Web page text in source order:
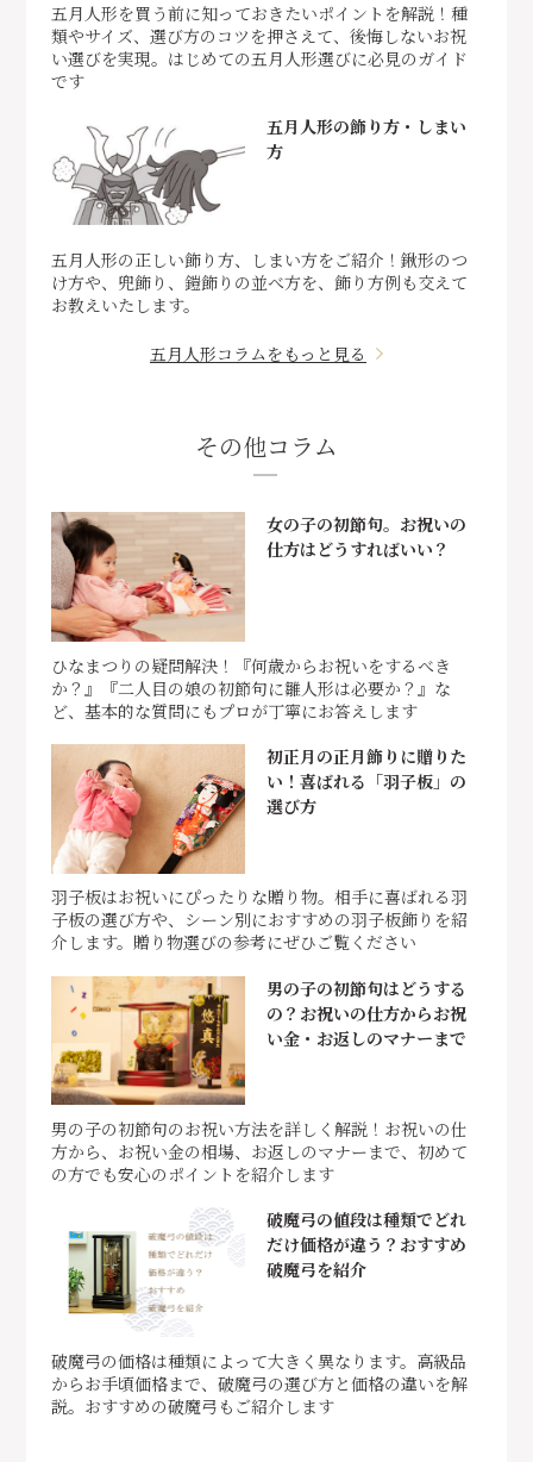
五月人形を買う前に知っておきたいポイントを解説！種
類やサイズ、選び方のコツを押さえて、後悔しないお祝
い選びを実現。はじめての五月人形選びに必見のガイド
です
五月人形の飾り方・しまい
方
五月人形の正しい飾り方、しまい方をご紹介！鍬形のつ
け方や、兜飾り、鎧飾りの並べ方を、飾り方例も交えて
お教えいたします。
五月人形コラムをもっと見る
その他コラム
女の子の初節句。お祝いの
仕方はどうすればいい？
ひなまつりの疑問解決！『何歳からお祝いをするべき
か？』『二人目の娘の初節句に雛人形は必要か？』な
ど、基本的な質問にもプロが丁寧にお答えします
初正月の正月飾りに贈りた
い！喜ばれる「羽子板」の
選び方
羽子板はお祝いにぴったりな贈り物。相手に喜ばれる羽
子板の選び方や、シーン別におすすめの羽子板飾りを紹
介します。贈り物選びの参考にぜひご覧ください
男の子の初節句はどうする
の？お祝いの仕方からお祝
い金・お返しのマナーまで
男の子の初節句のお祝い方法を詳しく解説！お祝いの仕
方から、お祝い金の相場、お返しのマナーまで、初めて
の方でも安心のポイントを紹介します
破魔弓の値段は種類でどれ
だけ価格が違う？おすすめ
破魔弓を紹介
破魔弓の価格は種類によって大きく異なります。高級品
からお手頃価格まで、破魔弓の選び方と価格の違いを解
説。おすすめの破魔弓もご紹介します